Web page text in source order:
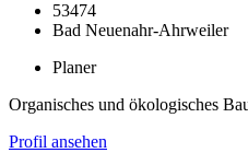
53474
Bad Neuenahr-Ahrweiler
Planer
Organisches und ökologisches
Profil ansehen